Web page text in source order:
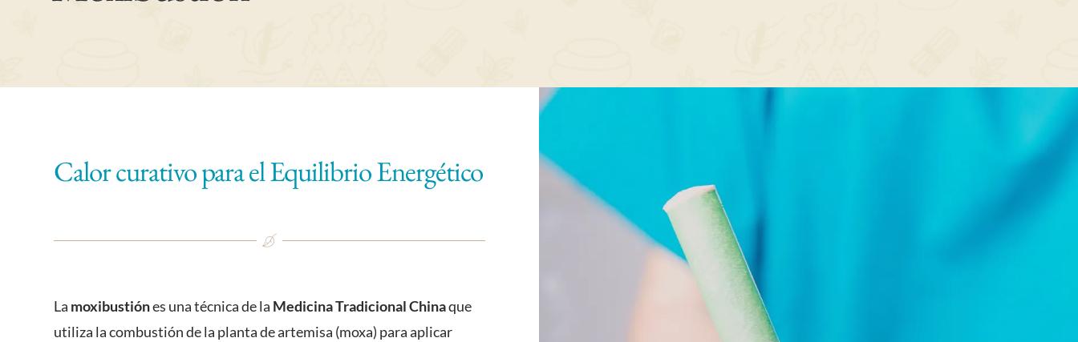
Calor curativo para el Equilibrio Energético
La moxibustiónes una técnica de la Medicina Tradicional Chinaque
utiliza la combustión de la planta de artemisa (moxa) para aplicar